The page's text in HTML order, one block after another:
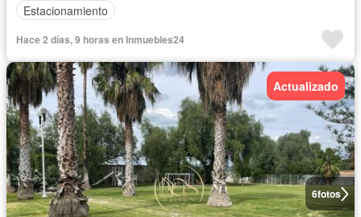
Estacionamiento
Hace 2 días, 9 horas en Inmuebles24
6fotos
Actualizado